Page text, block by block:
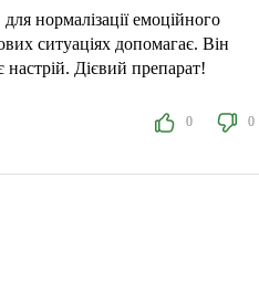
нормалізації емоційного
ситуаціях допомагає. Він
Дієвий препарат!
0 0